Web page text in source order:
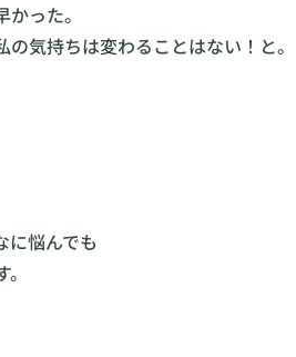
った。
気持ちは変わることはない！と。
に悩んでも